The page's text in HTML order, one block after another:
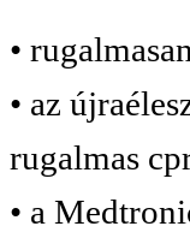
•
• az
rugalmas
• a